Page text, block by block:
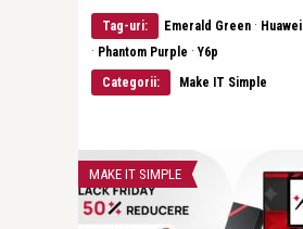
Tag-uri: Emerald Green · Huawei
· Phantom Purple ·Y6p
Categorii:
Make IT Simple
MAKE IT SIMPLE